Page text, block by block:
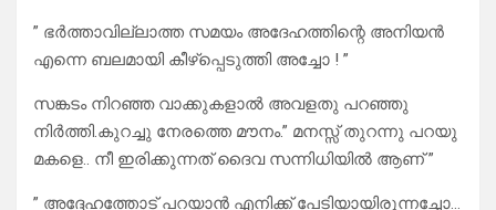
” ഭർത്താവില്ലാത്ത സമയം അദേഹത്തിന്റെ അനിയൻ
എന്നെ ബലമായി കീഴ്പ്പെടുത്തി അച്ചോ ! ”
സങ്കടം നിറഞ്ഞ വാക്കുകളാൽ അവളതു പറഞ്ഞു
നിർത്തി.കുറച്ചു നേരത്തെ മൗനം.” മനസ്സ് തുറന്നു പറയു
മകളെ.. നീ ഇരിക്കുന്നത് ദൈവ സന്നിധിയിൽ ആണ് ”
” അദ്ദേഹത്തോട് പറയാൻ എനിക്ക് പേടിയായിരുന്നച്ചോ…